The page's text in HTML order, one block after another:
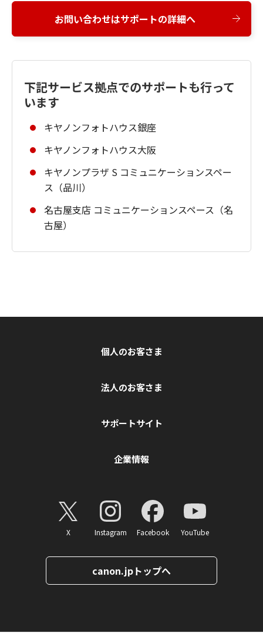
お問い合わせはサポートの詳細へ
下記サービス拠点でのサポートも行って
います
キヤノンフォトハウス銀座
キヤノンフォトハウス大阪
キヤノンプラザ S コミュニケーションスペー
ス（品川）
名古屋支店 コミュニケーションスペース（名
古屋）
個人のお客さま
法人のお客さま
サポートサイト
企業情報
X Instagram Facebook YouTube
canon.jpトップへ